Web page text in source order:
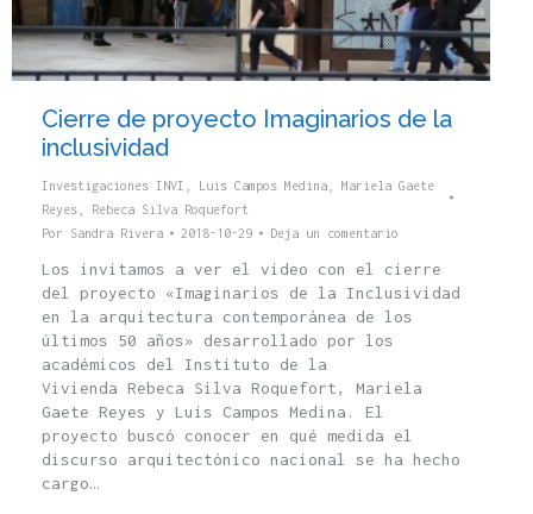
Cierre de proyecto Imaginarios de la
inclusividad
Investigaciones INVI Luis Campos Medina
Mariela Gaete
Reyes
Rebeca Silva Roquefort
Por Sandra Rivera 2018-10-29 Deja un comentario
Los invitamos a ver el video con el cierre
del proyecto «Imaginarios de la Inclusividad
en la arquitectura contemporánea de los
últimos 50 años» desarrollado por los
académicos del Instituto de la
Vivienda Rebeca Silva Roquefort, Mariela
Gaete Reyes y Luis Campos Medina. El
proyecto buscó conocer en qué medida el
discurso arquitectónico nacional se ha hecho
cargo…